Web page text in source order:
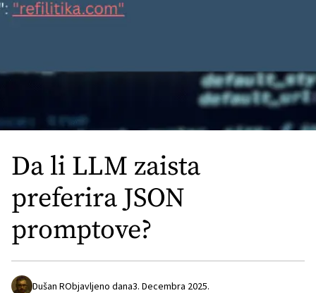
Da li LLM zaista
preferira JSON
promptove?
Dušan RObjavljeno dana3. Decembra 2025.